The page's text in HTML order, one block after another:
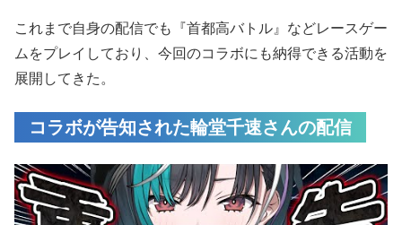
これまで自身の配信でも『首都高バトル』などレースゲー
ムをプレイしており、今回のコラボにも納得できる活動を
展開してきた。
コラボが告知された輪堂千速さんの配信